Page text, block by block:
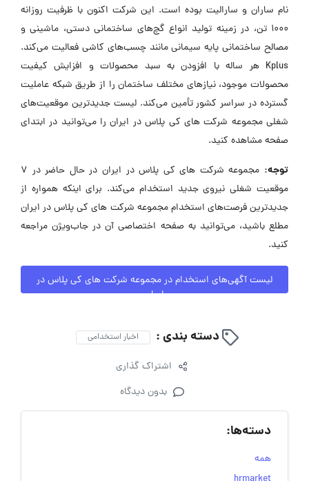
نام ساران و سارالیت بوده است. این شرکت اکنون با ظرفیت روزانه
1000 تن، در زمینه تولید انواع گچ‌های ساختمانی دستی، ماشینی و
مصالح ساختمانی پایه سیمانی مانند چسب‌های کاشی فعالیت می‌کند.
Kplus هر ساله با افزودن به سبد محصولات و افزایش کیفیت
محصولات موجود، نیازهای مختلف ساختمان را از طریق شبکه عاملیت
گسترده در سراسر کشور تأمین می‌کند. لیست جدیدترین موقعیت‌های
شغلی مجموعه شرکت های کی پلاس در ایران را می‌توانید در ابتدای
صفحه مشاهده کنید.
توجه:
مجموعه شرکت های کی پلاس در ایران در حال حاضر در ۷
موقعیت شغلی نیروی جدید استخدام می‌کند. برای اینکه همواره از
جدیدترین فرصت‌های استخدام مجموعه شرکت های کی پلاس در ایران
مطلع باشید، می‌توانید به صفحه اختصاصی آن در جاب‌ویژن مراجعه
کنید.
لیست آگهی‌های استخدام در مجموعه شرکت های کی پلاس در
ایران
دسته بندی : اخبار استخدامی
اشتراک گذاری
بدون دیدگاه
دسته‌ها:
همه